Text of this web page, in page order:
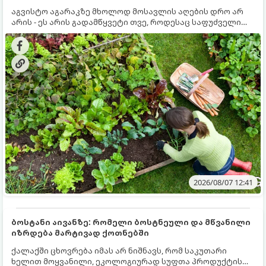
აგვისტო აგარაკზე მხოლოდ მოსავლის აღების დრო არ
არის - ეს არის გადამწყვეტი თვე, როდესაც საფუძველი
ეყრება მომავალი წლის მოსავალს და ბაღი მზადდება
შემოდგომა-ზამთრის სეზონისთვის. იმისათვის, რომ
ნიადაგმა ენერგია აღიდგინოს, ხოლო მცენარეებმა
ზამთარს გაუძლონ, აგვისტოს ბოლომდე 5
მნიშვნელოვანი საქმის გაკეთება უნდა მოასწროთ:
2026/08/07 12:41
ბოსტანი აივანზე: რომელი ბოსტნეული და მწვანილი
იზრდება მარტივად ქოთნებში
ქალაქში ცხოვრება იმას არ ნიშნავს, რომ საკუთარი
ხელით მოყვანილი, ეკოლოგიურად სუფთა პროდუქტის